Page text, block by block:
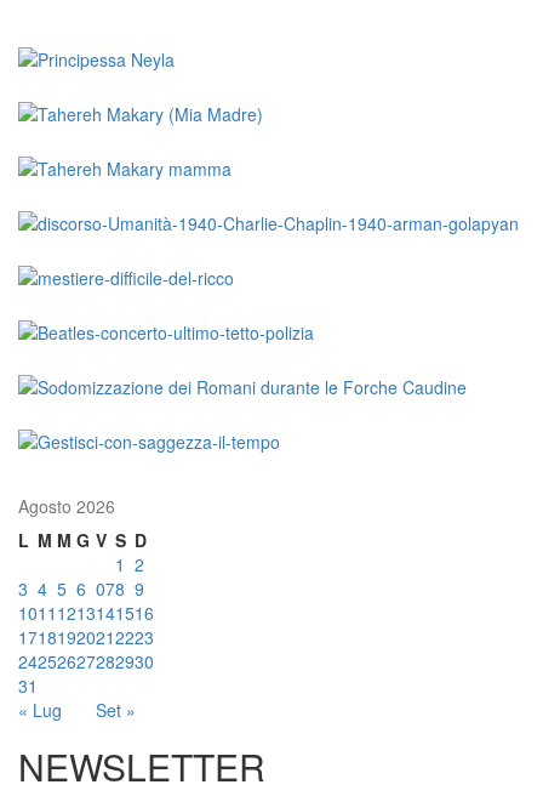
Agosto 2026
L M M G V S D
« Lug Set »
1 2
3 4 5 6 078 9
1011 1213141516
17181920212223
24252627282930
31
NEWSLETTER